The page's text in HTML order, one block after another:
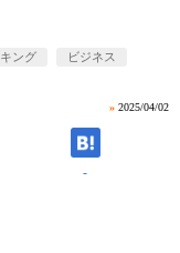
ング
ビジネス
» 2025/04/02
-